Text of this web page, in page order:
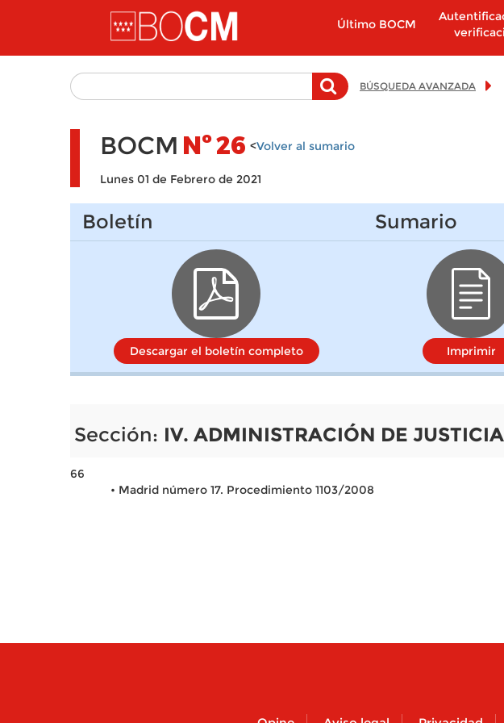
Pasar al contenido principal
Último BOCM
BÚSQUEDA AVANZADA
BOCM Nº26 <Volver al sumario
Lunes 01 de Febrero de 2021
Boletín
Descargar el boletín completo
Sumario
Imprimir
Sección: IV. ADMINISTRACIÓN DE JUSTICIA
66
• Madrid número 17. Procedimiento 1103/2008